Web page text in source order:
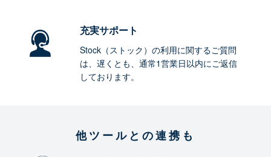
充実サポート
Stock（ストック）の利用に関するご質問
は、遅くとも、通常1営業日以内にご返信
しております。
他ツールとの連携も